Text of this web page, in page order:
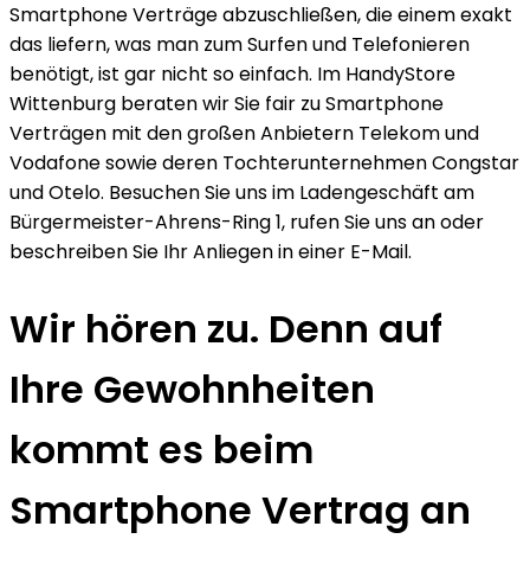
Smartphone Verträge abzuschließen, die einem exakt
das liefern, was man zum Surfen und Telefonieren
benötigt, ist gar nicht so einfach. Im HandyStore
Wittenburg beraten wir Sie fair zu Smartphone
Verträgen mit den großen Anbietern Telekom und
Vodafone sowie deren Tochterunternehmen Congstar
und Otelo. Besuchen Sie uns im Ladengeschäft am
Bürgermeister-Ahrens-Ring 1, rufen Sie uns an oder
beschreiben Sie Ihr Anliegen in einer E-Mail.
Wir hören zu. Denn auf
Ihre Gewohnheiten
kommt es beim
Smartphone Vertrag an